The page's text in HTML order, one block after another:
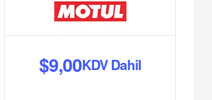
$9,00KDV Dahil